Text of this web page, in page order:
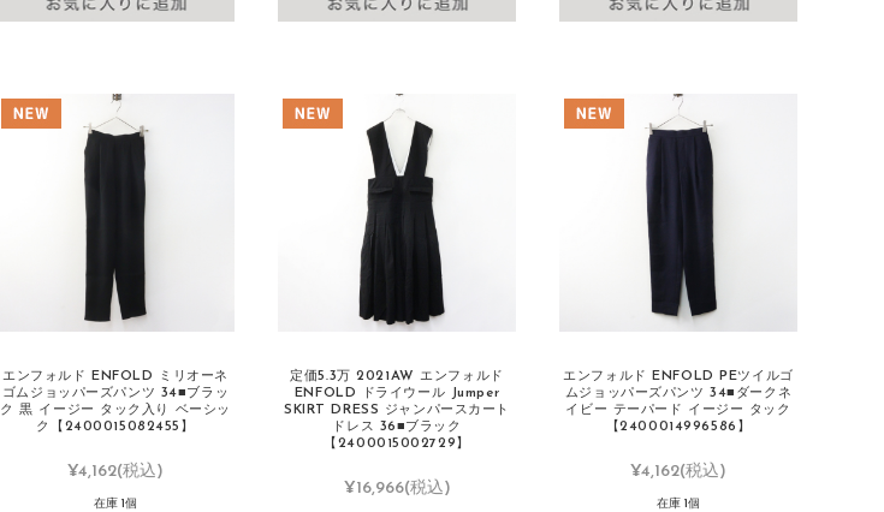
エンフォルド ENFOLD ミリオーネ
ゴムジョッパーズパンツ 34■ブラッ
ク 黒 イージー タック入り ベーシッ
ク【2400015082455】
¥4,162(税込)
在庫 1個
定価5.3万 2021AW エンフォルド
ENFOLD ドライウール Jumper
SKIRT DRESS ジャンパースカート
ドレス 36■ブラック
【2400015002729】
¥16,966(税込)
エンフォルド ENFOLD PEツイルゴ
ムジョッパーズパンツ 34■ダークネ
イビー テーパード イージー タック
【2400014996586】
¥4,162(税込)
在庫 1個